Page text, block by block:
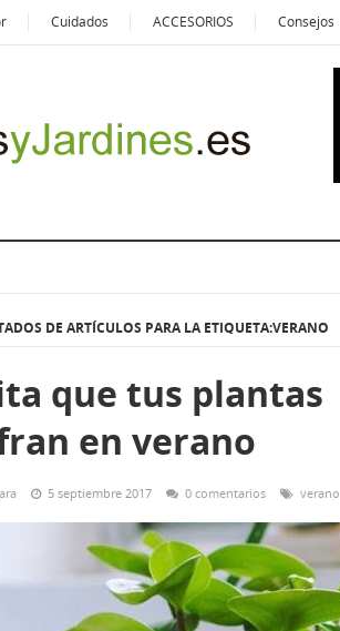
Cuidados ACCESORIOS Consejos
DE ARTÍCULOS PARA LA ETIQUETA:VERANO
que tus plantas
en verano
5 septiembre 2017 0 comentarios verano